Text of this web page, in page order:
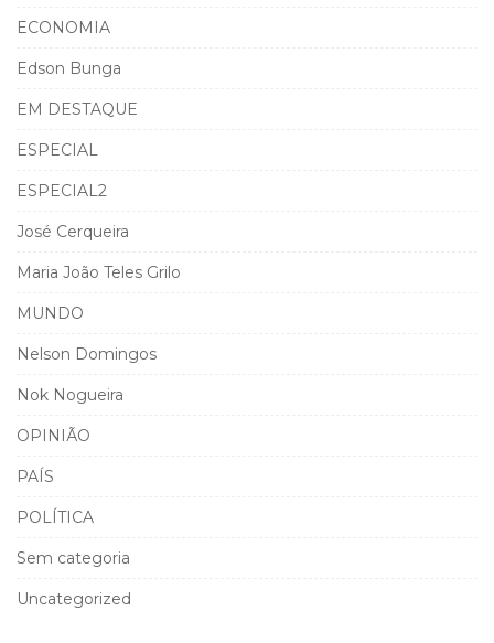
ECONOMIA
Edson Bunga
EM DESTAQUE
ESPECIAL
ESPECIAL2
José Cerqueira
Maria João Teles Grilo
MUNDO
Nelson Domingos
Nok Nogueira
OPINIÃO
PAÍS
POLÍTICA
Sem categoria
Uncategorized